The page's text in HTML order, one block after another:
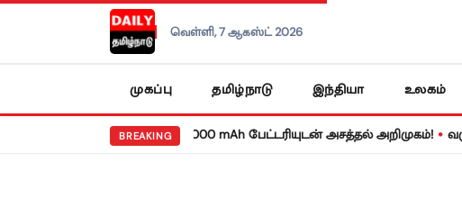
வெள்ளி, 7 ஆகஸ்ட் 2026
முகப்பு தமிழ்நாடு இந்தியா உலகம்
BREAKING
ரெட்மி நோட் 17 5ஜி: 8,000 mAh பேட்டரியுடன் அசத்தல் அறிமுகம்! •